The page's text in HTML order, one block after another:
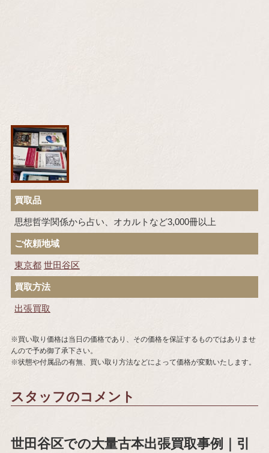
買取品
思想哲学関係から占い、オカルトなど3,000冊以上
ご依頼地域
東京都 世田谷区
買取方法
出張買取
※買い取り価格は当日の価格であり、その価格を保証するものではありませ
んので予め御了承下さい。
※状態や付属品の有無、買い取り方法などによって価格が変動いたします。
スタッフのコメント
世田谷区での大量古本出張買取事例｜引